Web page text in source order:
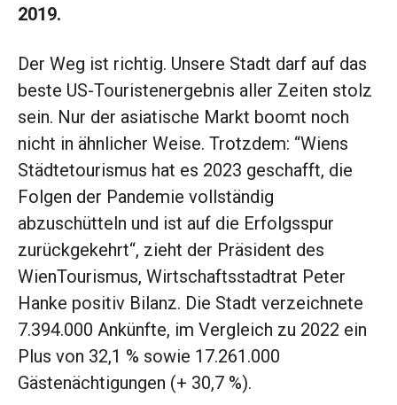
2019.
Der Weg ist richtig. Unsere Stadt darf auf das
beste US-Touristenergebnis aller Zeiten stolz
sein. Nur der asiatische Markt boomt noch
nicht in ähnlicher Weise. Trotzdem: “Wiens
Städtetourismus hat es 2023 geschafft, die
Folgen der Pandemie vollständig
abzuschütteln und ist auf die Erfolgsspur
zurückgekehrt“, zieht der Präsident des
WienTourismus, Wirtschaftsstadtrat Peter
Hanke positiv Bilanz. Die Stadt verzeichnete
7.394.000 Ankünfte, im Vergleich zu 2022 ein
Plus von 32,1 % sowie 17.261.000
Gästenächtigungen (+ 30,7 %).